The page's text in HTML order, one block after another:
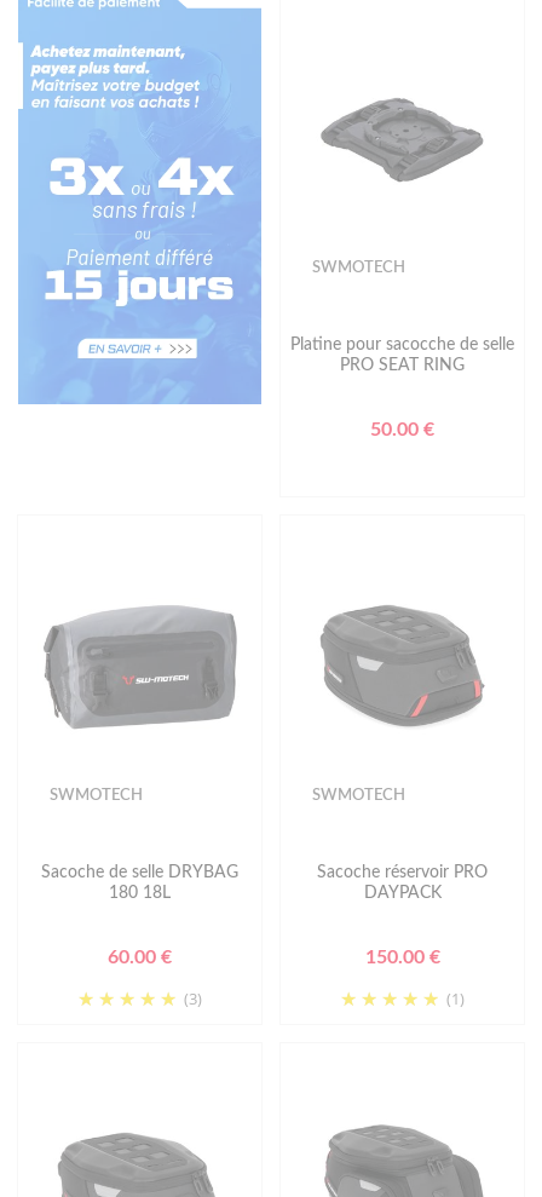
SWMOTECH
Platine pour sacocche de selle
PRO SEAT RING
50.00 €
SWMOTECH
Sacoche de selle DRYBAG
180 18L
60.00 €
(3)
SWMOTECH
Sacoche réservoir PRO
DAYPACK
150.00 €
(1)